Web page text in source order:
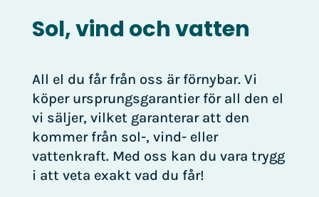
Sol, vind och vatten
All el du får från oss är förnybar. Vi
köper ursprungsgarantier för all den el
vi säljer, vilket garanterar att den
kommer från sol-, vind- eller
vattenkraft. Med oss kan du vara trygg
i att veta exakt vad du får!